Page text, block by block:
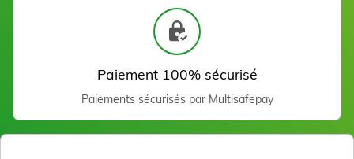
Paiement 100% sécurisé
Paiements sécurisés par Multisafepay